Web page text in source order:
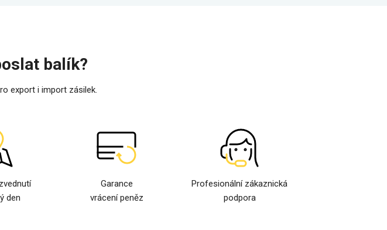
balík?
export i import zásilek.
den
Garance
vrácení peněz
Profesionální zákaznická
podpora